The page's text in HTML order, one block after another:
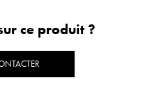
ce produit ?